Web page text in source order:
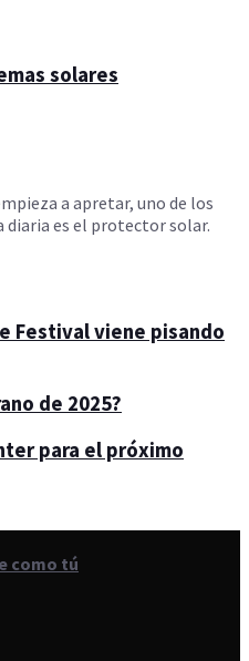
solares
a apretar, uno de los
es el protector solar.
Festival viene pisando
de 2025?
para el próximo
como tú